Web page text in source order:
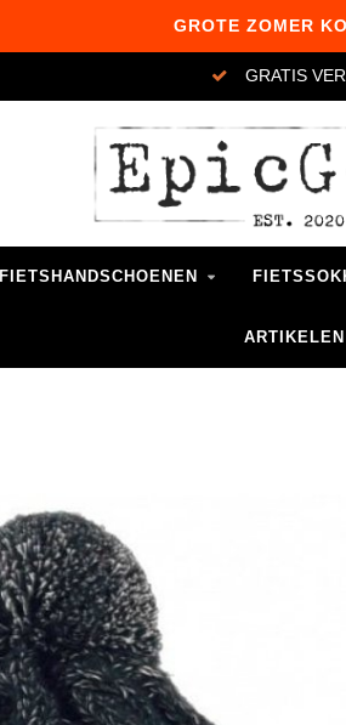
GROTE ZOMER
GRATIS
FIETSHANDSCHOENEN
ARTIKELEN